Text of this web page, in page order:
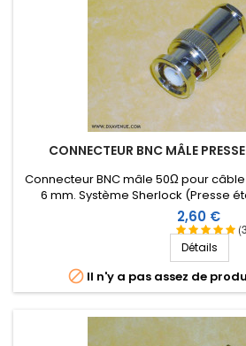
CONNECTEUR BNC MÂLE
Connecteur BNC mâle 50Ω pour
6 mm. Système Sherlock (Presse
isolation Téflon.
Prix
2,60 €
Détails
 Il n'y a pas assez de